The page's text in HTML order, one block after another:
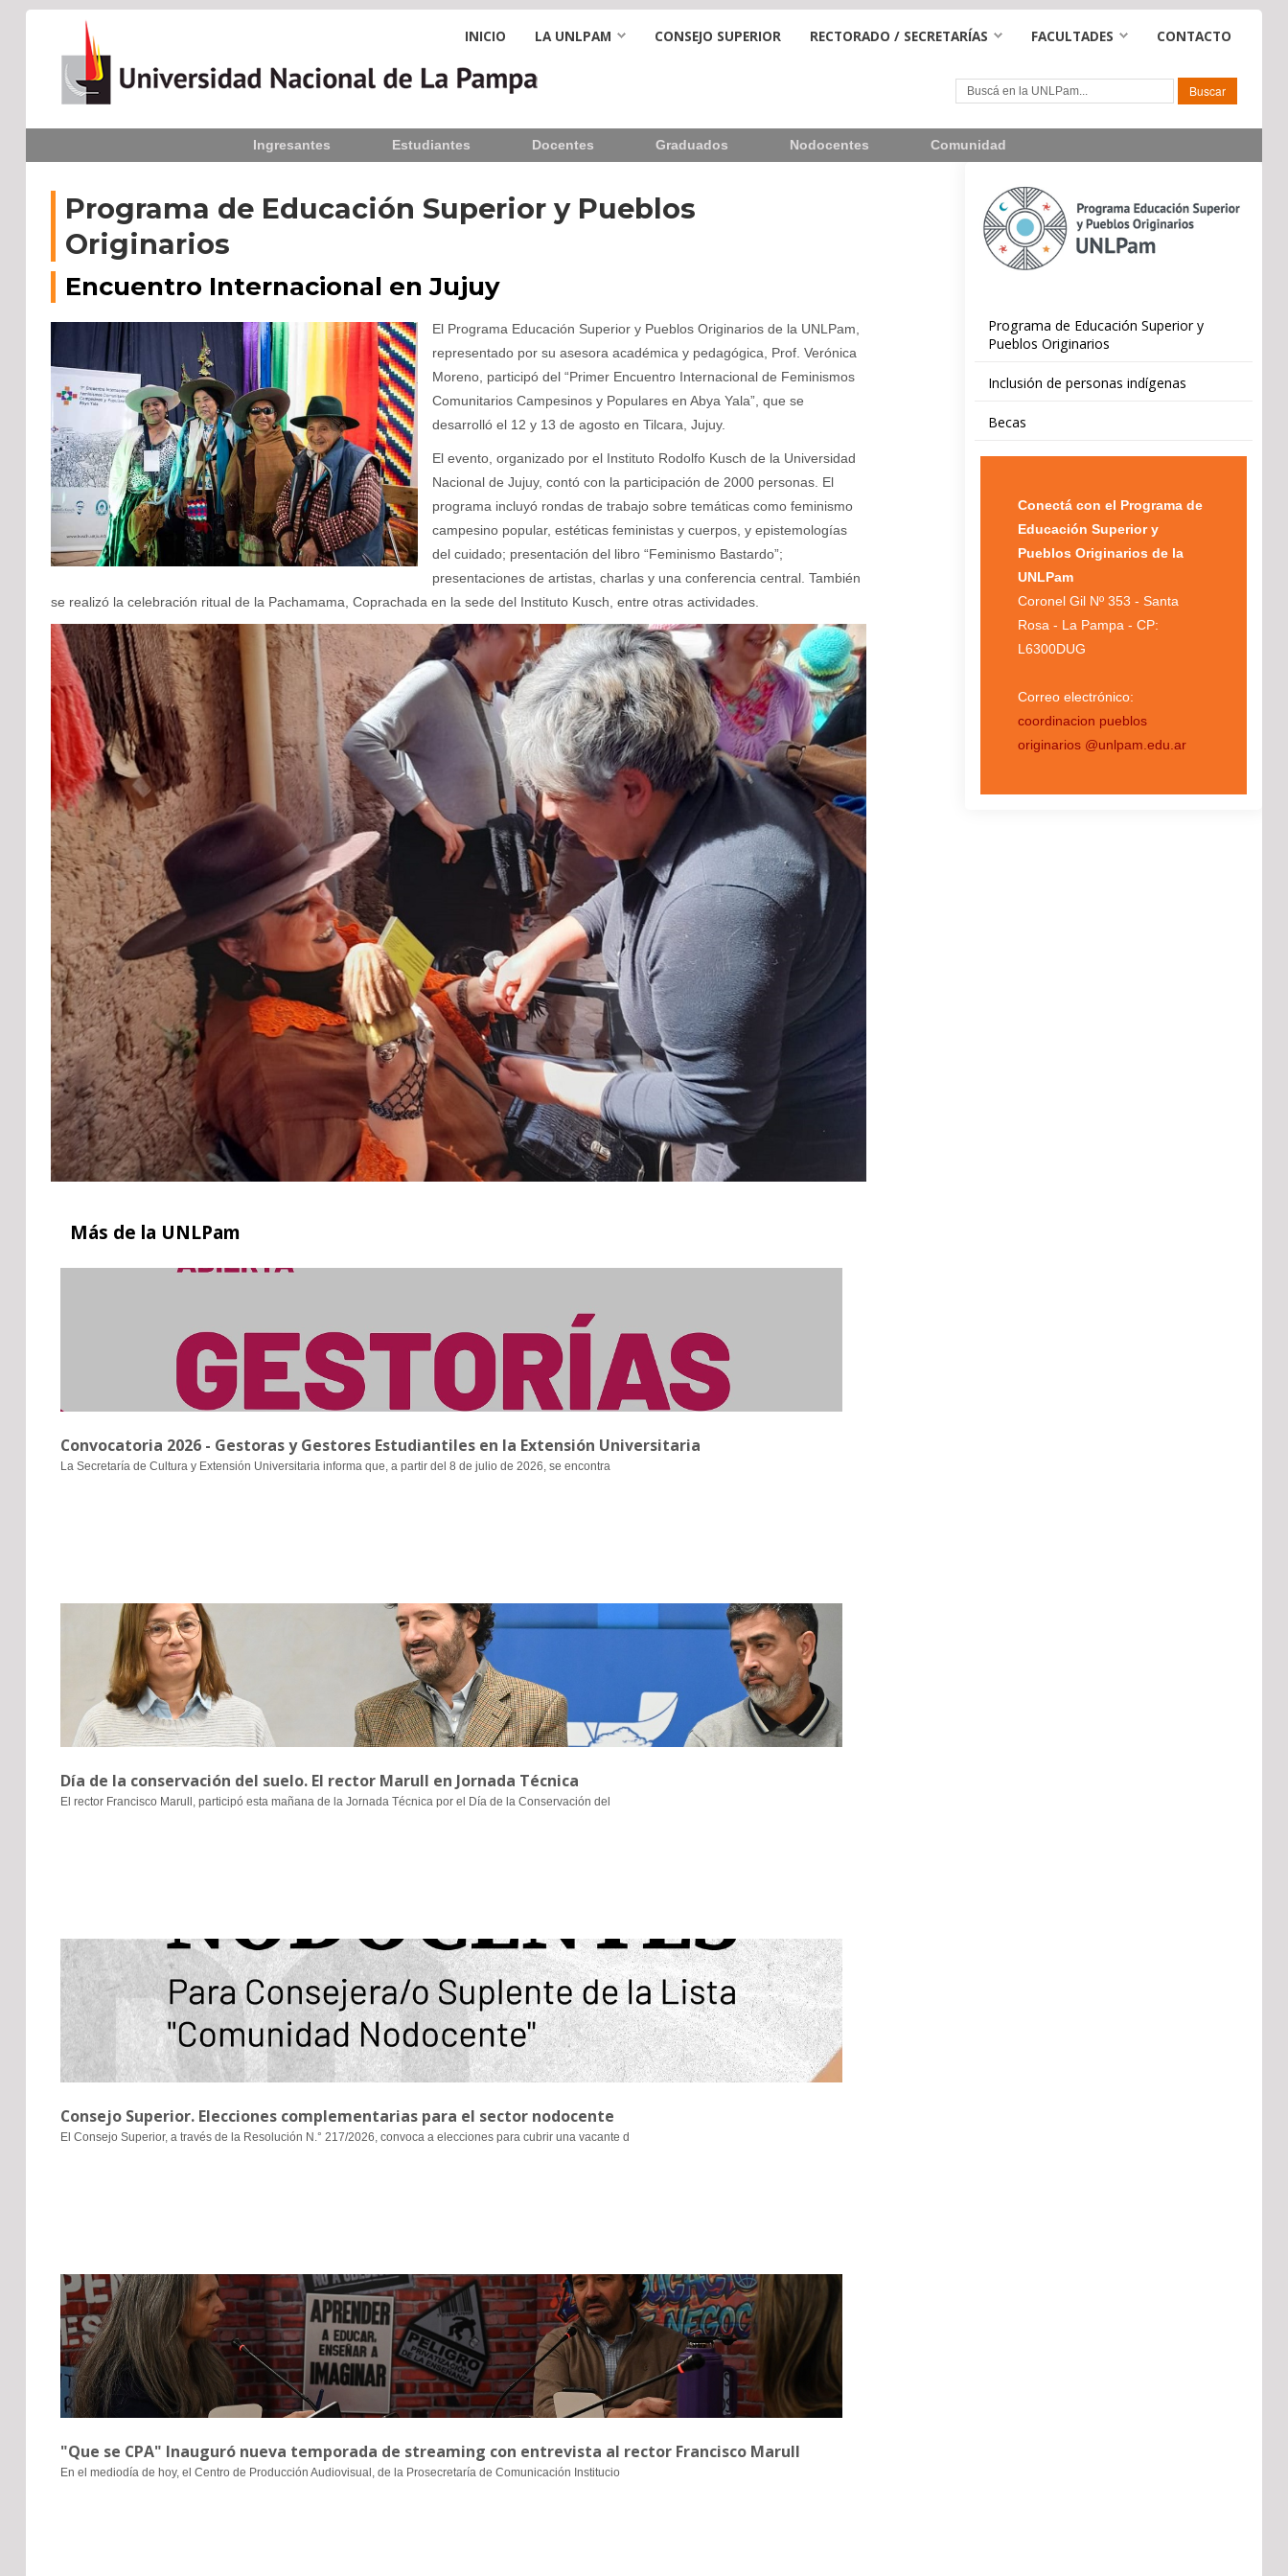
La UNLPam
Consejo Superior
Rectorado / Secretarías
Facultades
Contacto
Seguínosen:
INICIO LA UNLPAM CONSEJO SUPERIOR RECTORADO / SECRETARÍAS FACULTADES CONTACTO
Ingresantes Estudiantes Docentes Graduados Nodocentes Comunidad
Programa de Educación Superior y Pueblos
Originarios
Encuentro Internacional en Jujuy
El Programa Educación Superior y Pueblos Originarios de la UNLPam,
representado por su asesora académica y pedagógica, Prof. Verónica
Moreno, participó del “Primer Encuentro Internacional de Feminismos
Comunitarios Campesinos y Populares en Abya Yala”, que se
desarrolló el 12 y 13 de agosto en Tilcara, Jujuy.
El evento, organizado por el Instituto Rodolfo Kusch de la Universidad
Nacional de Jujuy, contó con la participación de 2000 personas. El
programa incluyó rondas de trabajo sobre temáticas como feminismo
campesino popular, estéticas feministas y cuerpos, y epistemologías
del cuidado; presentación del libro “Feminismo Bastardo”;
presentaciones de artistas, charlas y una conferencia central. También
se realizó la celebración ritual de la Pachamama, Coprachada en la sede del Instituto Kusch, entre otras actividades.
Más de la UNLPam
Convocatoria 2026 - Gestoras y Gestores Estudiantiles en la Extensión Universitaria
La Secretaría de Cultura y Extensión Universitaria informa que, a partir del 8 de julio de 2026, se encontra
Día de la conservación del suelo. El rector Marull en Jornada Técnica
El rector Francisco Marull, participó esta mañana de la Jornada Técnica por el Día de la Conservación del
Consejo Superior. Elecciones complementarias para el sector nodocente
El Consejo Superior, a través de la Resolución N.° 217/2026, convoca a elecciones para cubrir una vacante d
"Que se CPA" Inauguró nueva temporada de streaming con entrevista al rector Francisco Marull
En el mediodía de hoy, el Centro de Producción Audiovisual, de la Prosecretaría de Comunicación Institucio
Programa de Educación Superior y
Pueblos Originarios
Inclusión de personas indígenas
Becas
Conectá con el Programa de
Educación Superior y
Pueblos Originarios de la
UNLPam
Coronel Gil Nº 353 - Santa
Rosa - La Pampa - CP:
L6300DUG
Correo electrónico:
coordinacion pueblos
originarios @unlpam.edu.ar